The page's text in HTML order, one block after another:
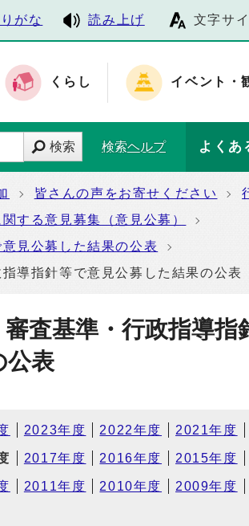
がな 読み上げ 文字サ
くらし イベント・
検索 検索ヘルプ よくあ
皆さんの声をお寄せください
する意見募集（意見公募）
見公募した結果の公表
導指針等で意見公募した結果の公表
査基準・行政指導指
公表
2023年度 2022年度 2021年度
2017年度 2016年度 2015年度
2011年度 2010年度 2009年度